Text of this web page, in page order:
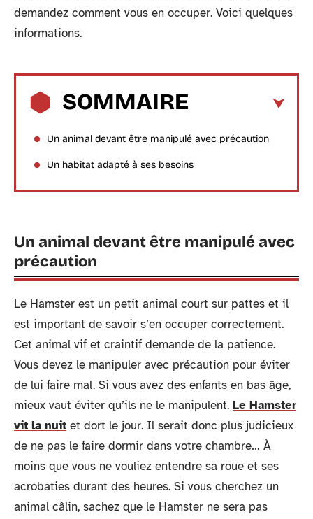
demandez comment vous en occuper. Voici quelques
informations.
SOMMAIRE
Un animal devant être manipulé avec précaution
Un habitat adapté à ses besoins
Un animal devant être manipulé avec
précaution
Le Hamster est un petit animal court sur pattes et il
est important de savoir s’en occuper correctement.
Cet animal vif et craintif demande de la patience.
Vous devez le manipuler avec précaution pour éviter
de lui faire mal. Si vous avez des enfants en bas âge,
mieux vaut éviter qu’ils ne le manipulent. Le Hamster
vit la nuit et dort le jour. Il serait donc plus judicieux
de ne pas le faire dormir dans votre chambre… À
moins que vous ne vouliez entendre sa roue et ses
acrobaties durant des heures. Si vous cherchez un
animal câlin, sachez que le Hamster ne sera pas